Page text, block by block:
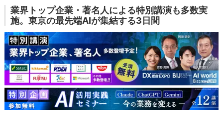
業界トップ企業・著名人による特別講演も多数実
施。東京の最先端AIが集結する3日間